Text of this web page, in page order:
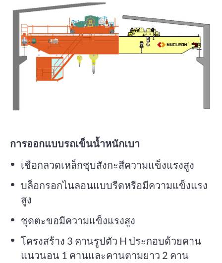
การออกแบบรถเข็นน้ำหนักเบา
เชือกลวดเหล็กชุบสังกะสีความแข็งแรงสูง
บล็อกรอกไนลอนแบบรีดหรือมีความแข็งแรง
สูง
ชุดตะขอมีความแข็งแรงสูง
โครงสร้าง 3 คานรูปตัว H ประกอบด้วยคาน
แนวนอน 1 คานและคานตามยาว 2 คาน